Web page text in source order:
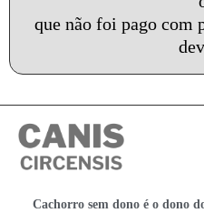
que não foi pago com
Cachorro sem dono é o dono